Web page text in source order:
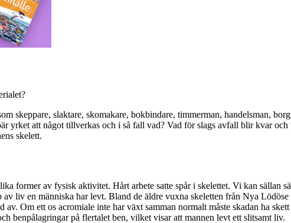
skeppare, slaktare, skomakare, bokbindare, timmerman, handelsman,
yrket att något tillverkas och i så fall vad? Vad för slags avfall blir kvar
skelett.
former av fysisk aktivitet. Hårt arbete satte spår i skelettet. Vi kan sällan
liv en människa har levt. Bland de äldre vuxna skeletten från Nya
Om ett os acromiale inte har växt samman normalt måste skadan ha
benpålagringar på flertalet ben, vilket visar att mannen levt ett slitsamt liv.